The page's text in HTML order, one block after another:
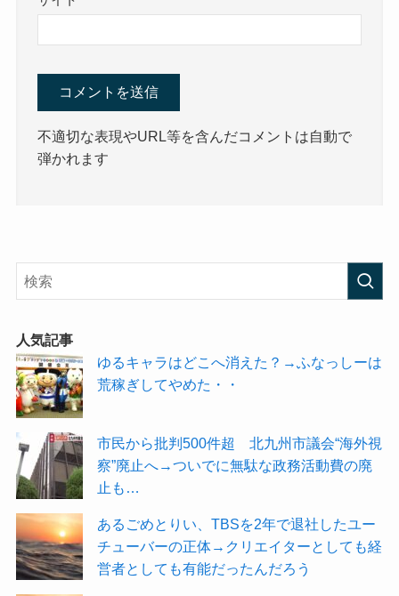
不適切な表現やURL等を含んだコメントは自動で
弾かれます
人気記事
ゆるキャラはどこへ消えた？→ふなっしーは
荒稼ぎしてやめた・・
市民から批判500件超 北九州市議会“海外視
察”廃止へ→ついでに無駄な政務活動費の廃
止も…
あるごめとりい、TBSを2年で退社したユー
チューバーの正体→クリエイターとしても経
営者としても有能だったんだろう